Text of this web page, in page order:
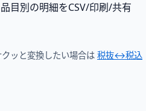
目別の明細をCSV/印刷/共有
ッと変換したい場合は 税抜↔税込